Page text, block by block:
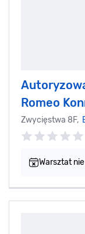
Romeo
Zwycięstwa 8F,
Warsztat